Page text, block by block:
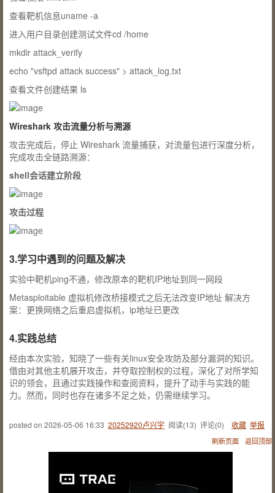
查看靶机信息uname -a
进入用户目录创建测试文件cd /home
mkdir attack_verify
echo "vsftpd attack success" > attack_log.txt
查看文件创建结果 ls
Wireshark 攻击流量分析与溯源
攻击完成后，停止 Wireshark 流量捕获，对流量包进行深度分析，
完成攻击全链路溯源：
shell会话建立阶段
攻击过程
3.学习中遇到的问题及解决
实验中靶机ping不通，修改原本的靶机IP地址到同一网段
Metasploitable 虚拟机修改桥接模式之后无法改变IP地址 解决方
案：更换网络之后重启虚拟机，ip地址已更改
4.实践总结
经由本次实验，知晓了一些有关linux安全攻防及部分漏洞的知识。
借由对其他主机展开攻击，并夺取控制权的过程，深化了对所学知
识的领会，且通过实践操作和查阅资料，提升了动手与实践的能
力。然而，同时也存在诸多不足之处，仍需继续学习。
posted on 2026-05-06 16:33 20252920卢兴宇 阅读(13) 评论(0) 收藏 举报
刷新页面 返回顶部